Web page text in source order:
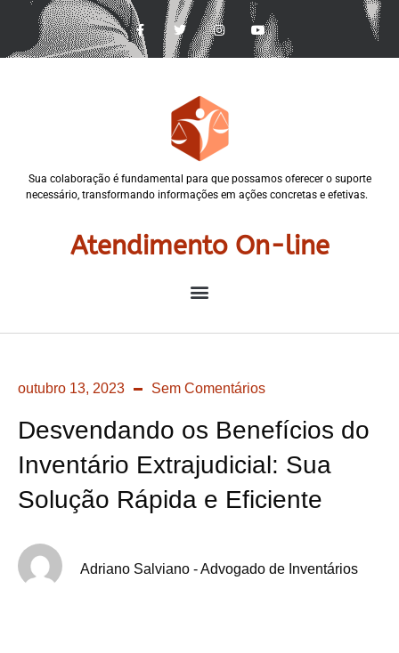
Sua colaboração é fundamental para que possamos oferecer o suporte
necessário, transformando informações em ações concretas e efetivas.
Atendimento On-line
outubro 13, 2023 Sem Comentários
Desvendando os Benefícios do
Inventário Extrajudicial: Sua
Solução Rápida e Eficiente
Adriano Salviano - Advogado de Inventários